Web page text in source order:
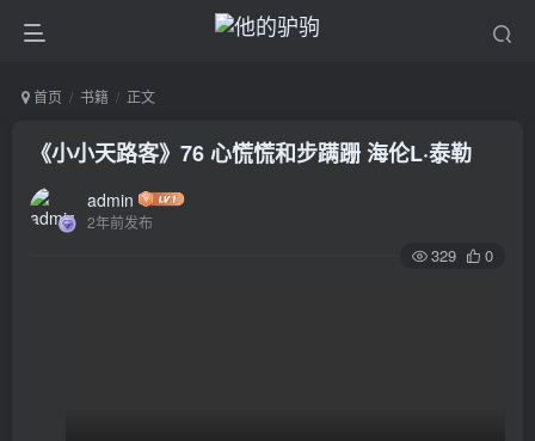
首页 书籍 正文
《小小天路客》76 心慌慌和步蹒跚 海伦L·泰勒
admin
2年前发布
329 0